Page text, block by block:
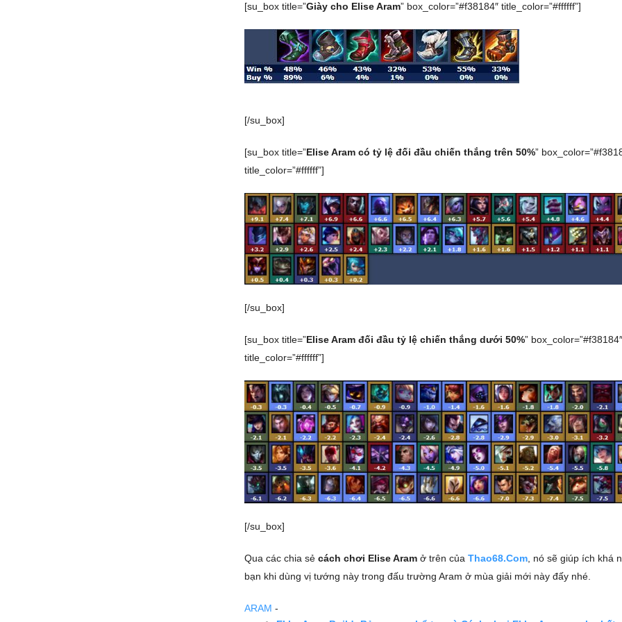
[su_box title=”Giày cho Elise Aram” box_color=”#f38184″ title_color=”#ffffff”]
[/su_box]
[su_box title=”Elise Aram có tỷ lệ đối đầu chiến thắng trên 50%”
title_color=”#ffffff”]
[/su_box]
[su_box title=”Elise Aram đối đầu tỷ lệ chiến thắng dưới 50%” box_color=”#f38184″
title_color=”#ffffff”]
[/su_box]
Qua các chia sẻ cách chơi Elise Aram ở trên của Thao68.Com , nó sẽ giúp ích khá
bạn khi dùng vị tướng này trong đấu trường Aram ở mùa giải mới này đấy nhé.
ARAM -